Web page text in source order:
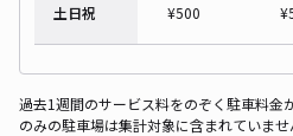
土日祝 ¥500 ¥
過去1週間のサービス料をのぞく駐車料金
のみの駐車場は集計対象に含まれていませ